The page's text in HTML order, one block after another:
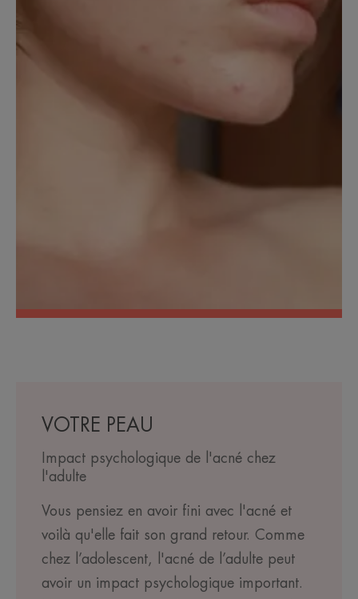
VOTRE PEAU
Impact psychologique de l'acné chez
l'adulte
Vous pensiez en avoir fini avec l'acné et
voilà qu'elle fait son grand retour. Comme
chez l’adolescent, l'acné de l’adulte peut
avoir un impact psychologique important.